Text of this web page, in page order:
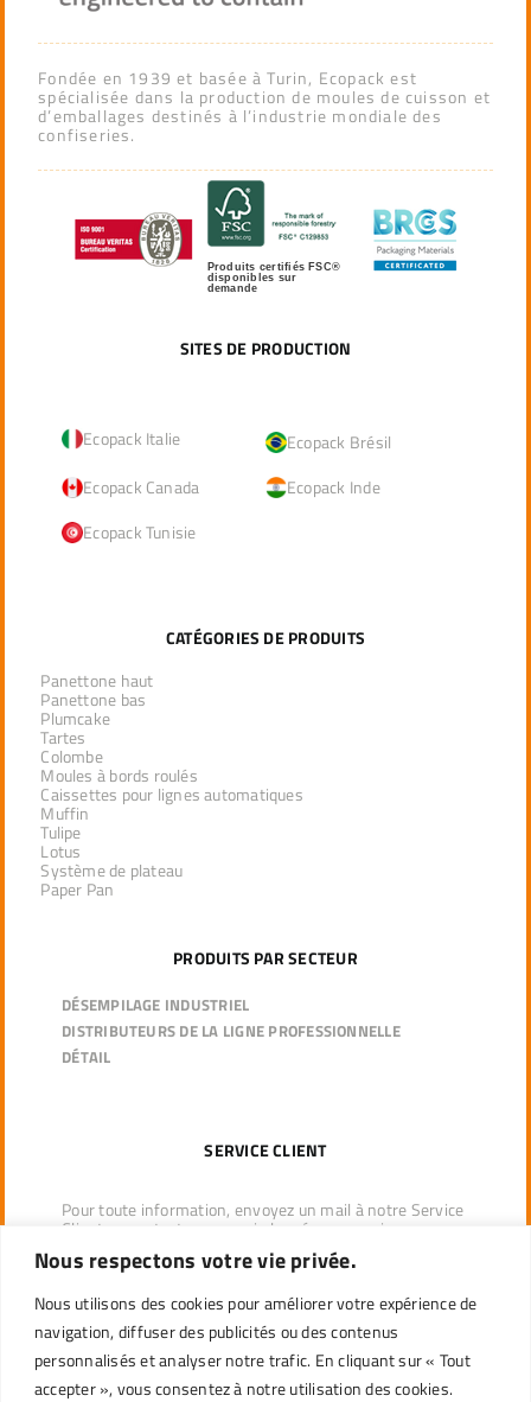
Nous respectons votre vie privée.
Nous utilisons des cookies pour améliorer votre expérience de
navigation, diffuser des publicités ou des contenus
personnalisés et analyser notre trafic. En cliquant sur « Tout
accepter », vous consentez à notre utilisation des cookies.
Fondée en 1939 et basée à Turin, Ecopack est
spécialisée dans la production de moules de cuisson et
d’emballages destinés à l’industrie mondiale des
confiseries.
Produits certifiés FSC®
disponibles sur
demande
SITES DE PRODUCTION
Ecopack Italie
Ecopack Brésil
Ecopack Canada
Ecopack Inde
Ecopack Tunisie
CATÉGORIES DE PRODUITS
Panettone haut
Panettone bas
Plumcake
Tartes
Colombe
Moules à bords roulés
Caissettes pour lignes automatiques
Muffin
Tulipe
Lotus
Système de plateau
Paper Pan
PRODUITS PAR SECTEUR
DÉSEMPILAGE INDUSTRIEL
DISTRIBUTEURS DE LA LIGNE PROFESSIONNELLE
DÉTAIL
SERVICE CLIENT
Pour toute information, envoyez un mail à notre Service
Client ou contactez-nous via les réseaux sociaux.